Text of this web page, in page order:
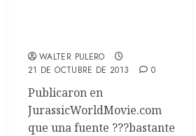
WALTER PULERO
21 DE OCTUBRE DE 2013
0
Publicaron en
JurassicWorldMovie.com
que una fuente ???bastante